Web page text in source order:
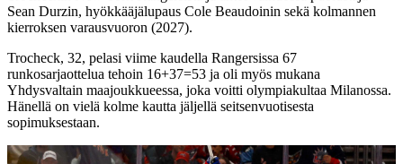
Sean Durzin, hyökkääjälupaus Cole Beaudoinin sekä kolmannen
kierroksen varausvuoron (2027).
Trocheck, 32, pelasi viime kaudella Rangersissa 67
runkosarjaottelua tehoin 16+37=53 ja oli myös mukana
Yhdysvaltain maajoukkueessa, joka voitti olympiakultaa Milanossa.
Hänellä on vielä kolme kautta jäljellä seitsenvuotisesta
sopimuksestaan.